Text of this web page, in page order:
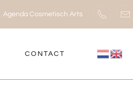
Agenda Cosmetisch Arts
CONTACT